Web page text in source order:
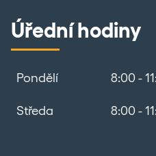
Úřední hodiny
Pondělí 8:00 -
Středa 8:00 -